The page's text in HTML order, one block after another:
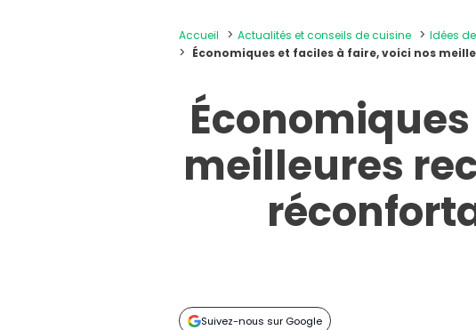
Accueil Actualités et conseils de cuisine
Idées
Économiques et faciles à faire, voici nos
meilleures
Suivez-nous sur Google